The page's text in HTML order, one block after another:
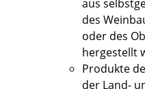
aus
des
oder des
hergestellt
Produkte
der Land-